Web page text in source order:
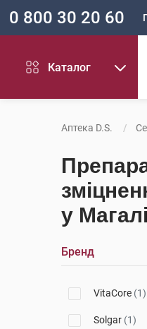
0 800 30 20 60
Каталог
Аптека D.S.
у Магалі
Бренд
VitaCore (1)
Solgar (1)